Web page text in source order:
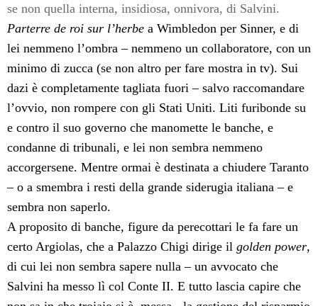
se non quella interna, insidiosa, onnivora, di Salvini.
Parterre de roi sur l’herbe a Wimbledon per Sinner, e di
lei nemmeno l’ombra – nemmeno un collaboratore, con un
minimo di zucca (se non altro per fare mostra in tv). Sui
dazi è completamente tagliata fuori – salvo raccomandare
l’ovvio, non rompere con gli Stati Uniti. Liti furibonde su
e contro il suo governo che manomette le banche, e
condanne di tribunali, e lei non sembra nemmeno
accorgersene. Mentre ormai è destinata a chiudere Taranto
– o a smembra i resti della grande siderugia italiana – e
sembra non saperlo.
A proposito di banche, figure da perecottari le fa fare un
certo Argiolas, che a Palazzo Chigi dirige il golden power,
di cui lei non sembra sapere nulla – un avvocato che
Salvini ha messo lì col Conte II. E tutto lascia capire che